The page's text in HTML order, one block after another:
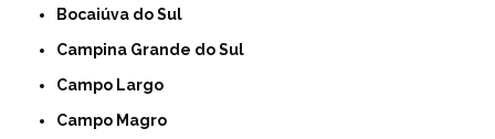
Bocaiúva do Sul
Campina Grande do Sul
Campo Largo
Campo Magro